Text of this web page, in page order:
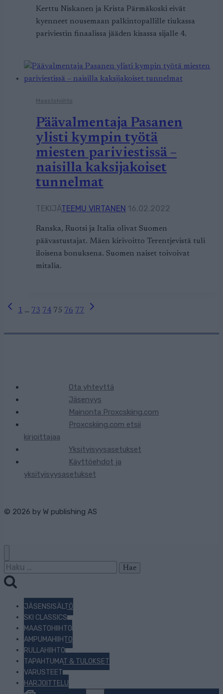
Kerttu Niskanen ja Krista Pärmäkoski eivät
kyenneet nousemaan palkintopallille tiukassa
pariviestin finaalissa jääden kisassa sijalle 4.
Maastohiihto
Päävalmentaja Pasanen
ylisti kympin työtä
miesten pariviestissä –
naisilla kaksijakoiset
tunnelmat
TEKIJÄTEEMU VIRTANEN 16.02.2022
Ranska, Ruotsi ja Italia olivat Suomen
päävastustajat. Mäen kirivoitto Terentjevistä tuli
iloisena bonuksena. Suomen naiset toivoivat
mitalia.
Sivunavigointi
Edellinen
1 … 73 74 75 76 77
Seuraava
Ota yhteyttä
Jäsenyys
Mainonta Proxcskiing.com
Proxcskiing.com etsii
kirjoittajaa
Yksityisyysasetukset
Käyttöehdot ja
yksityisyysasetukset
© 2026 by W publishing AS
Haku:
JÄSENSISÄLTÖ
SKI CLASSICS
MAASTOHIIHTO
AMPUMAHIIHTO
RULLAHIIHTO
TAPAHTUMAT & TULOKSET
VARUSTEET
HARJOITTELU